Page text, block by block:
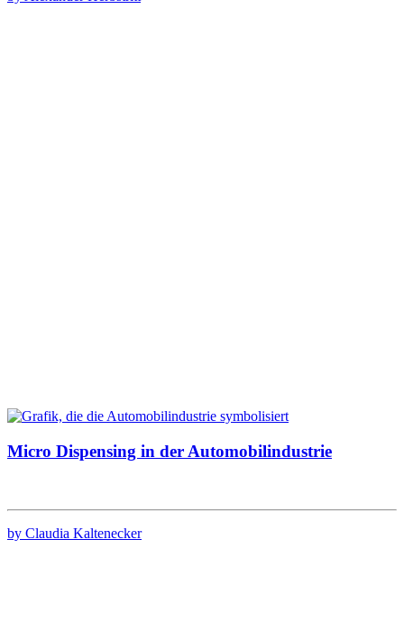
Micro Dispensing in der Automobilindustrie
by Claudia Kaltenecker